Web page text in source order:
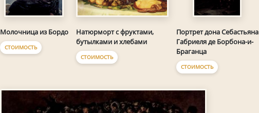
Молочница из Бордо
СТОИМОСТЬ
Натюрморт с фруктами,
бутылками и хлебами
СТОИМОСТЬ
Портрет дона Себастьяна
Габриеля де Борбона-и-
Браганца
СТОИМОСТЬ